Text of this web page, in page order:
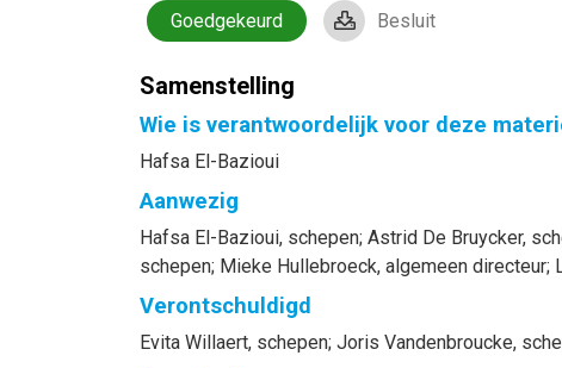
Goedgekeurd Besluit
Samenstelling
Wie is verantwoordelijk voor deze
Hafsa El-Bazioui
Aanwezig
Hafsa El-Bazioui, schepen; Astrid De Bruycker,
schepen; Mieke Hullebroeck, algemeen directeur;
Verontschuldigd
Evita Willaert, schepen; Joris Vandenbroucke,